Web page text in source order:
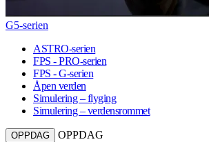
G5-serien
ASTRO-serien
FPS - PRO-serien
FPS - G-serien
Åpen verden
Simulering – flyging
Simulering – verdensrommet
OPPDAG OPPDAG